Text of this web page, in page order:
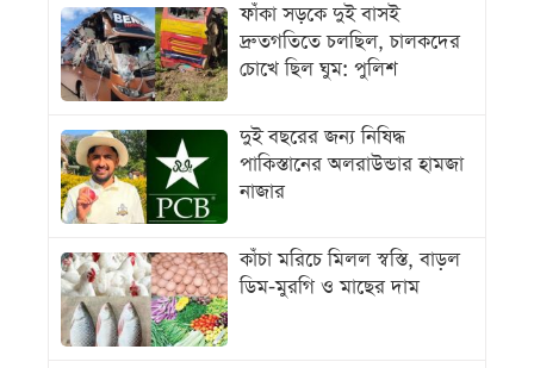
ফাঁকা সড়কে দুই বাসই
দ্রুতগতিতে চলছিল, চালকদের
চোখে ছিল ঘুম: পুলিশ
দুই বছরের জন্য নিষিদ্ধ
পাকিস্তানের অলরাউন্ডার হামজা
নাজার
কাঁচা মরিচে মিলল স্বস্তি, বাড়ল
ডিম-মুরগি ও মাছের দাম